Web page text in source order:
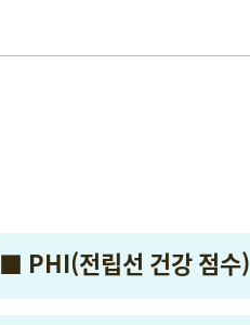
■ PHI(전립선 건강 점수)